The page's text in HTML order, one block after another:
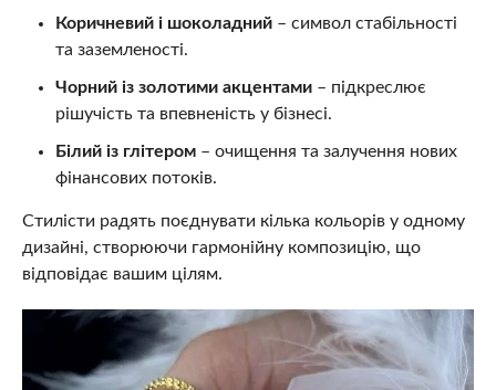
Коричневий і шоколадний– символ стабільності
та заземленості.
Чорний із золотими акцентами– підкреслює
рішучість та впевненість у бізнесі.
Білий із глітером– очищення та залучення нових
фінансових потоків.
Стилісти радять поєднувати кілька кольорів у одному
дизайні, створюючи гармонійну композицію, що
відповідає вашим цілям.